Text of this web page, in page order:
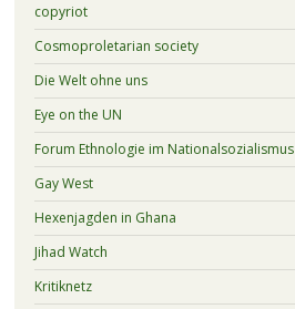
copyriot
Cosmoproletarian society
Die Welt ohne uns
Eye on the UN
Forum Ethnologie im Nationalsozialismus
Gay West
Hexenjagden in Ghana
Jihad Watch
Kritiknetz